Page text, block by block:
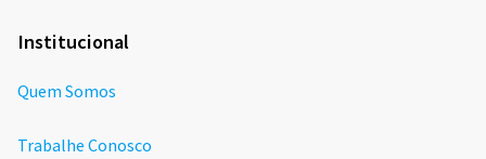
Institucional
Quem Somos
Trabalhe Conosco